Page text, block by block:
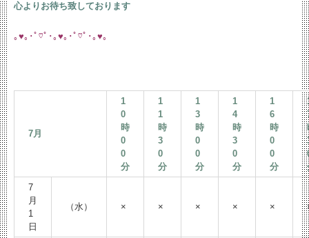
心よりお待ち致しております
｡♥｡･ﾟ♡ﾟ･｡♥｡･ﾟ♡ﾟ･｡♥｡
7月
1
0
時
0
0
分
1
1
時
3
0
分
1
3
時
0
0
分
1
4
時
3
0
分
1
6
時
0
0
分
7
月
1
日
（水） × × × × ×